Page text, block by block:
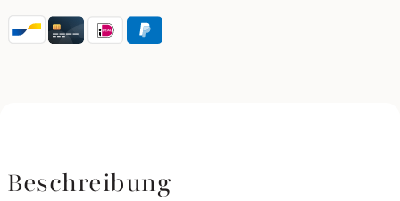
Beschreibung